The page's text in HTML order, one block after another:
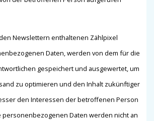
Newslettern enthaltenen Zählpixel
Daten, werden von dem für die
gespeichert und ausgewertet, um
zu optimieren und den Inhalt zukünftiger
den Interessen der betroffenen Person
personenbezogenen Daten werden nicht an